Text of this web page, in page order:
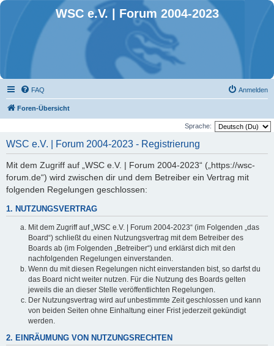
WSC e.V. | Forum 2004-2023
FAQ Anmelden
Foren-Übersicht
Sprache:
WSC e.V. | Forum 2004-2023 - Registrierung
Mit dem Zugriff auf „WSC e.V. | Forum 2004-2023“ („https://wsc-
forum.de“) wird zwischen dir und dem Betreiber ein Vertrag mit
folgenden Regelungen geschlossen:
1. NUTZUNGSVERTRAG
Mit dem Zugriff auf „WSC e.V. | Forum 2004-2023“ (im Folgenden „das
Board“) schließt du einen Nutzungsvertrag mit dem Betreiber des
Boards ab (im Folgenden „Betreiber“) und erklärst dich mit den
nachfolgenden Regelungen einverstanden.
Wenn du mit diesen Regelungen nicht einverstanden bist, so darfst du
das Board nicht weiter nutzen. Für die Nutzung des Boards gelten
jeweils die an dieser Stelle veröffentlichten Regelungen.
Der Nutzungsvertrag wird auf unbestimmte Zeit geschlossen und kann
von beiden Seiten ohne Einhaltung einer Frist jederzeit gekündigt
werden.
2. EINRÄUMUNG VON NUTZUNGSRECHTEN